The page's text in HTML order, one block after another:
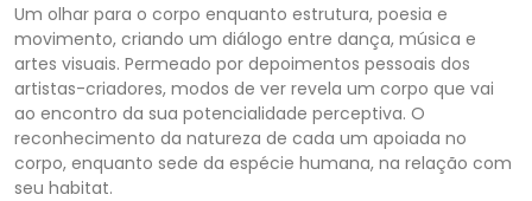
Um olhar para o corpo enquanto estrutura, poesia e
movimento, criando um diálogo entre dança, música e
artes visuais. Permeado por depoimentos pessoais dos
artistas-criadores, modos de ver revela um corpo que vai
ao encontro da sua potencialidade perceptiva. O
reconhecimento da natureza de cada um apoiada no
corpo, enquanto sede da espécie humana, na relação com
seu habitat.